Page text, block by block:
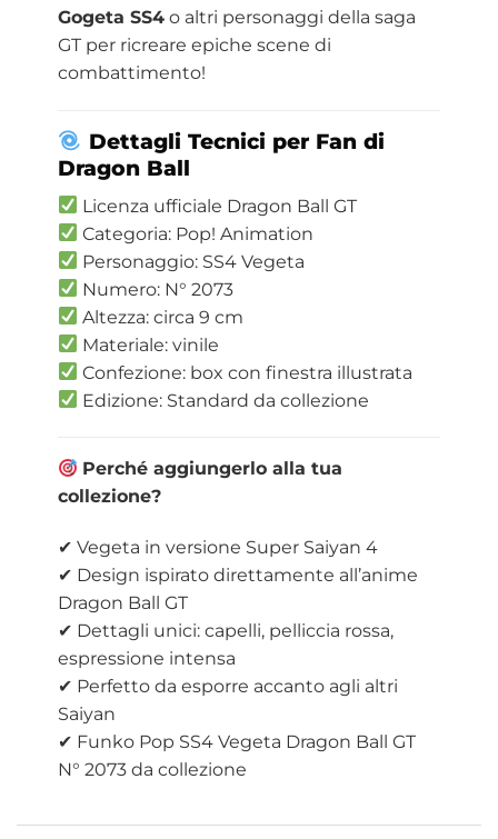
Gogeta SS4o altri personaggi della saga
GT per ricreare epiche scene di
combattimento!
Dettagli Tecnici per Fan di
DragonBall
Licenza ufficiale Dragon Ball GT
Categoria: Pop! Animation
Personaggio: SS4 Vegeta
Numero: N° 2073
Altezza: circa 9 cm
Materiale: vinile
Confezione: box con finestra illustrata
Edizione: Standard da collezione
Perché aggiungerlo alla tua
collezione?
✔ Vegeta in versione Super Saiyan 4
✔ Design ispirato direttamente all’anime
Dragon Ball GT
✔ Dettagli unici: capelli, pelliccia rossa,
espressione intensa
✔ Perfetto da esporre accanto agli altri
Saiyan
✔ Funko Pop SS4 Vegeta Dragon Ball GT
N° 2073 da collezione